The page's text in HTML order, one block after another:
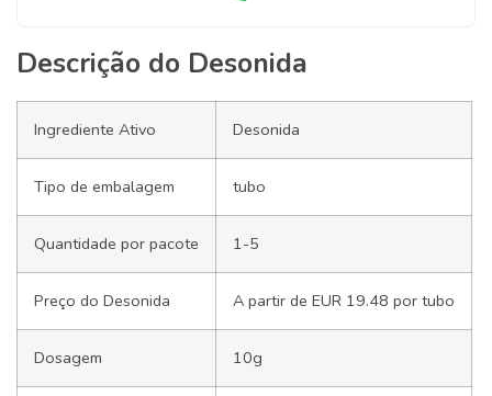
Descrição do Desonida
Ingrediente Ativo Desonida
Tipo de embalagem tubo
Quantidade por pacote 1-5
Preço do Desonida A partir de EUR 19.48 por tubo
Dosagem 10g